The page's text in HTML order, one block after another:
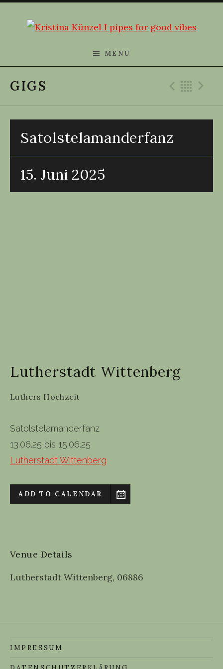
Kristina Künzel
MENU
GIGS
Satolstelamanderfanz
15. Juni 2025
Lutherstadt Wittenberg
Luthers Hochzeit
Satolstelamanderfanz
13.06.25 bis 15.06.25
Lutherstadt Wittenberg
ADD TO CALENDAR
Venue Details
Lutherstadt Wittenberg, 06886
IMPRESSUM